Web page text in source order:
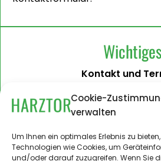
Cookie-
verwalten
Um Ihnen ein optimales Erlebnis zu
Technologien wie Cookies, um
und/oder darauf zuzugreifen. Wenn Sie
Wichtiges
Kontakt und
Impressum